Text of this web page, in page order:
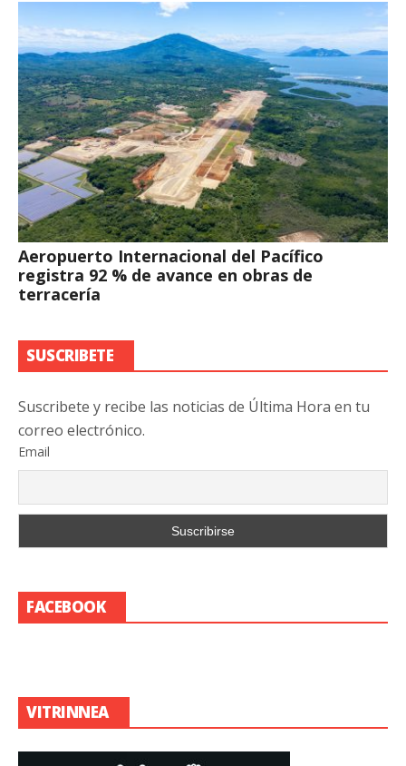
Aeropuerto Internacional del Pacífico
registra 92 % de avance en obras de
terracería
SUSCRIBETE
Suscribete y recibe las noticias de Última Hora en tu
correo electrónico.
Email
FACEBOOK
VITRINNEA